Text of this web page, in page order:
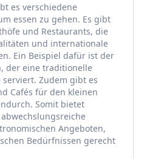
es verschiedene
essen zu gehen. Es gibt
und Restaurants, die
und internationale
Ein Beispiel dafür ist der
der eine traditionelle
serviert. Zudem gibt es
Cafés für den kleinen
Somit bietet
Angeboten,
Bedürfnissen gerecht